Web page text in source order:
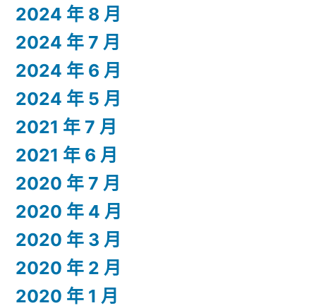
2024 年 8 月
2024 年 7 月
2024 年 6 月
2024 年 5 月
2021 年 7 月
2021 年 6 月
2020 年 7 月
2020 年 4 月
2020 年 3 月
2020 年 2 月
2020 年 1 月